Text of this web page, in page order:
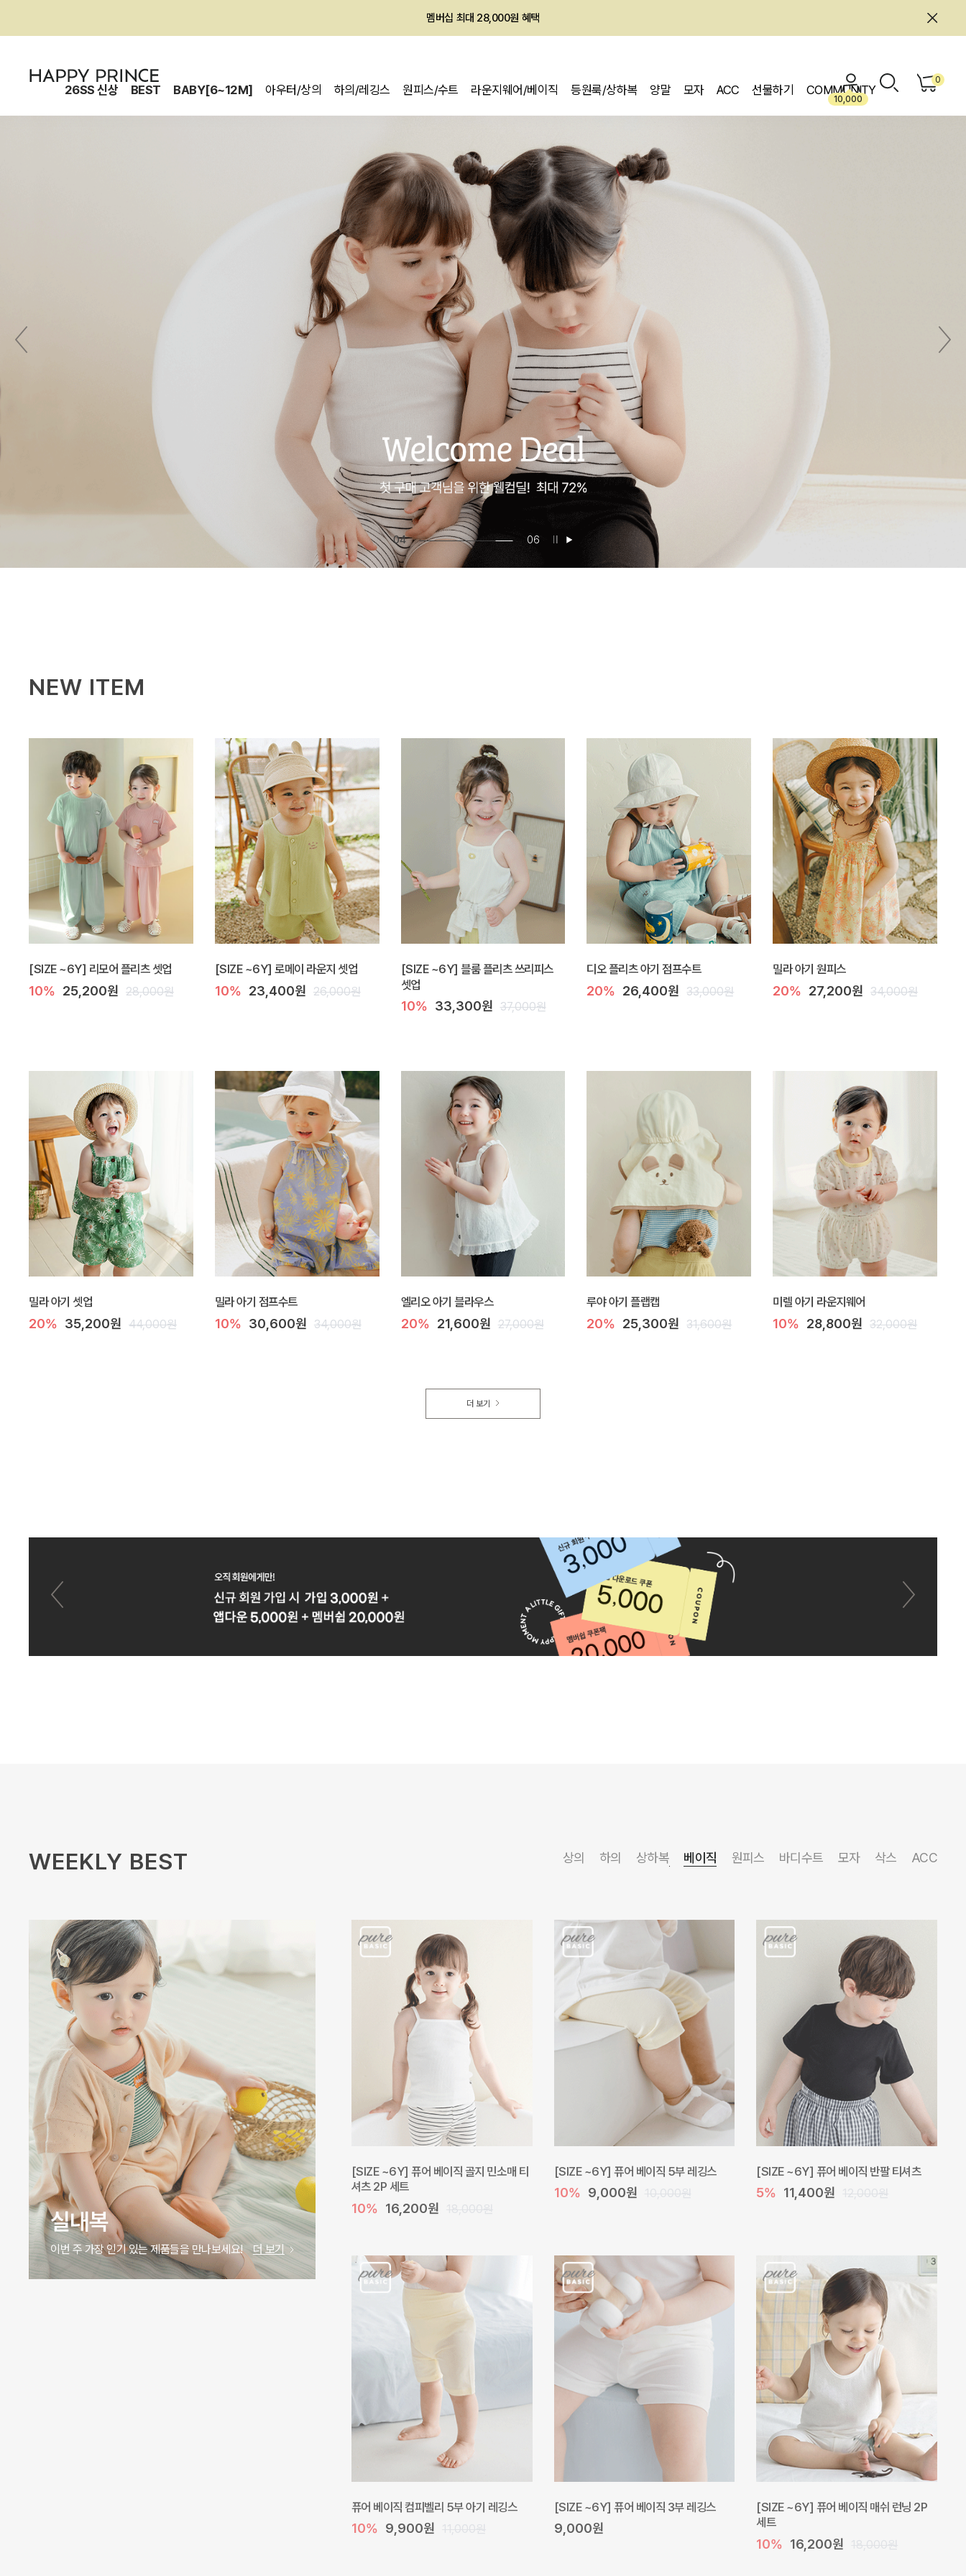
회원전용 아울렛, 가입하면 ~60% 할인!
26SS 신상 BEST BABY[6~12M] 아우터/상의 하의/레깅스 원피스/수트 라운지웨어/베이직 등원룩/상하복 양말 모자 ACC 선물하기 COMMUNITY
10,000
0
04 06
NEW ITEM
[SIZE ~6Y] 리모어 플리츠 셋업
10% 25,200원 28,000원
[SIZE ~6Y] 로메이 라운지 셋업
10% 23,400원 26,000원
[SIZE ~6Y] 블룸 플리츠 쓰리피스
셋업
10% 33,300원 37,000원
디오 플리츠 아기 점프수트
20% 26,400원 33,000원
밀라 아기 원피스
20% 27,200원 34,000원
밀라 아기 셋업
20% 35,200원 44,000원
밀라 아기 점프수트
10% 30,600원 34,000원
엘리오 아기 블라우스
20% 21,600원 27,000원
루야 아기 플랩캡
20% 25,300원 31,600원
미렐 아기 라운지웨어
10% 28,800원 32,000원
더 보기
WEEKLY BEST 상의 하의 상하복 베이직 원피스 바디수트 모자 삭스 ACC
실내복
이번 주 가장 인기 있는 제품들을 만나보세요! 더 보기
[SIZE ~6Y] 퓨어 베이직 골지 민소매 티
셔츠 2P 세트
10% 16,200원
[SIZE ~6Y] 퓨어 베이직 5부 레깅스
10% 9,000원
[SIZE ~6Y] 퓨어 베이직 반팔 티셔츠
5% 11,400원
퓨어 베이직 컴피벨리 5부 아기 레깅스
10% 9,900원
[SIZE ~6Y] 퓨어 베이직 3부 레깅스
9,000원
[SIZE ~6Y] 퓨어 베이직 매쉬 런닝 2P
세트
10% 16,200원